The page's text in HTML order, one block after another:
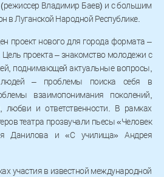
Владимир Баев) и с большим
в Луганской Народной Республике.
проект нового для города формата –
проекта – знакомство молодежи с
поднимающей актуальные вопросы,
– проблемы поиска себя в
взаимопонимания поколений,
любви и ответственности. В рамках
театра прозвучали пьесы «Человек
Данилова и «С училища» Андрея
участия в известной международной